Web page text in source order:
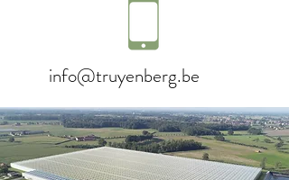
info@truyenberg.be